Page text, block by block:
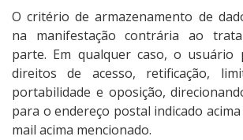
O critério de armazenamento de
na manifestação contrária ao
parte. Em qualquer caso, o usuário
direitos de acesso, retificação,
portabilidade e oposição,
para o endereço postal indicado
mail acima mencionado.